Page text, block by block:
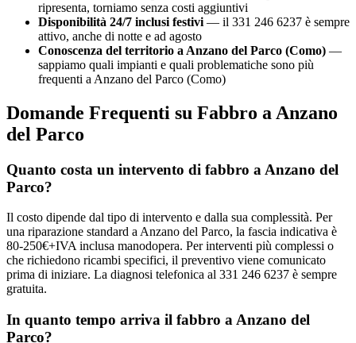
ripresenta, torniamo senza costi aggiuntivi
Disponibilità 24/7 inclusi festivi — il 331 246 6237 è sempre
attivo, anche di notte e ad agosto
Conoscenza del territorio a Anzano del Parco (Como) —
sappiamo quali impianti e quali problematiche sono più
frequenti a Anzano del Parco (Como)
Domande Frequenti su Fabbro a Anzano
del Parco
Quanto costa un intervento di fabbro a Anzano del
Parco?
Il costo dipende dal tipo di intervento e dalla sua complessità. Per
una riparazione standard a Anzano del Parco, la fascia indicativa è
80-250€+IVA inclusa manodopera. Per interventi più complessi o
che richiedono ricambi specifici, il preventivo viene comunicato
prima di iniziare. La diagnosi telefonica al 331 246 6237 è sempre
gratuita.
In quanto tempo arriva il fabbro a Anzano del
Parco?